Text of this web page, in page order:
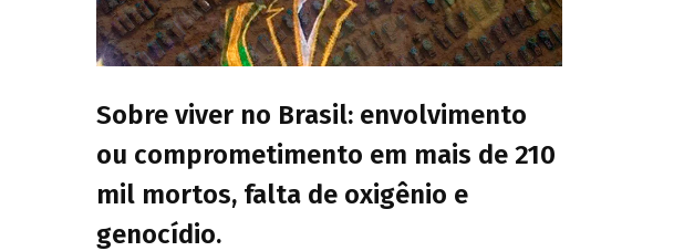
Sobre viver no Brasil: envolvimento
ou comprometimento em mais de 210
mil mortos, falta de oxigênio e
genocídio.